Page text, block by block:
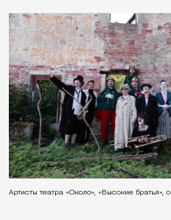
Артисты театра «Около», «Высокие братья»,